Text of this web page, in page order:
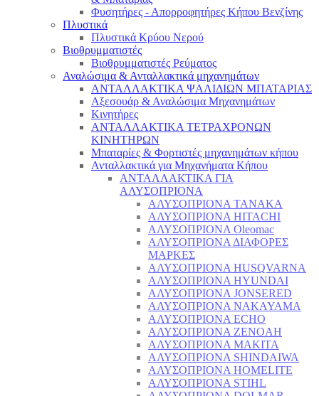
Φυσητήρες - Απορροφητήρες Κήπου Βενζίνης
Πλυστικά
Πλυστικά Κρύου Νερού
Βιοθρυμματιστές
Βιοθρυμματιστές Ρεύματος
Αναλώσιμα & Ανταλλακτικά μηχανημάτων
ΑΝΤΑΛΛΑΚΤΙΚΑ ΨΑΛΙΔΙΩΝ ΜΠΑΤΑΡΙAΣ
Αξεσουάρ & Αναλώσιμα Μηχανημάτων
Κινητήρες
ΑΝΤΑΛΛΑΚΤΙΚΑ ΤΕΤΡΑΧΡΟΝΩΝ
ΚΙΝΗΤΗΡΩΝ
Μπαταρίες & Φορτιστές μηχανημάτων κήπου
Ανταλλακτικά για Μηχανήματα Κήπου
ΑΝΤΑΛΛΑΚΤΙΚΑ ΓΙΑ
ΑΛΥΣΟΠΡΙΟΝΑ
ΑΛΥΣΟΠΡΙΟΝΑ TANAKA
ΑΛΥΣΟΠΡΙΟΝΑ HITACHI
ΑΛΥΣΟΠΡΙΟΝΑ Oleomac
ΑΛΥΣΟΠΡΙΟΝΑ ΔΙΑΦΟΡΕΣ
ΜΑΡΚΕΣ
ΑΛΥΣΟΠΡΙΟΝΑ HUSQVARNA
ΑΛΥΣΟΠΡΙΟΝΑ HYUNDAI
ΑΛΥΣΟΠΡΙΟΝΑ JONSERED
ΑΛΥΣΟΠΡΙΟΝΑ NAKAYAMA
ΑΛΥΣΟΠΡΙΟΝΑ ECHO
ΑΛΥΣΟΠΡΙΟΝΑ ZENOAH
ΑΛΥΣΟΠΡΙΟΝΑ MAKITA
ΑΛΥΣΟΠΡΙΟΝΑ SHINDAIWA
ΑΛΥΣΟΠΡΙΟΝΑ HOMELITE
ΑΛΥΣΟΠΡΙΟΝΑ STIHL